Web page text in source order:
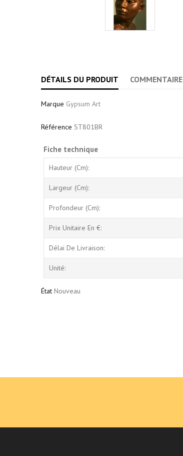
DÉTAILS DU PRODUIT COMMENTAIRE
Marque Gypsum Art
Référence ST801BR
Fiche technique
Hauteur (cm):
Largeur (cm):
Profondeur (cm):
Prix Unitaire En €:
Délai De Livraison:
Unité:
État Nouveau